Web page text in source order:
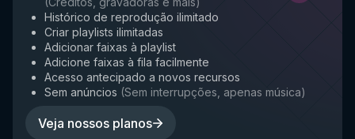
Histórico de reprodução ilimitado
Criar playlists ilimitadas
Adicionar faixas à playlist
Adicione faixas à fila facilmente
Acesso antecipado a novos recursos
Sem anúncios (Sem interrupções, apenas música)
Veja nossos planos